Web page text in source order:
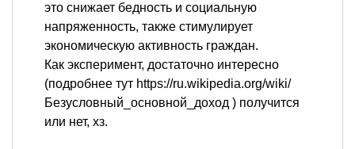
это снижает бедность и социальную
напряженность, также стимулирует
экономическую активность граждан.
Как эксперимент, достаточно интересно
(подробнее тут https://ru.wikipedia.org/wiki/
Безусловный_основной_доход ) получится
или нет, хз.